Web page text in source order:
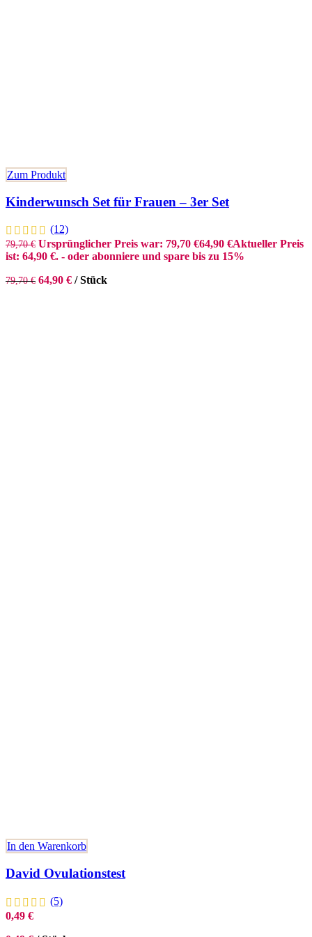
Zum Produkt
Kinderwunsch Set für Frauen – 3er Set
(12)
79,70€ Ursprünglicher Preis war: 79,70 €64,90 €Aktueller Preis
ist: 64,90 €. - oder abonniere und spare bis zu 15%
79,70€ 64,90 € /Stück
In den Warenkorb
David Ovulationstest
(5)
0,49 €